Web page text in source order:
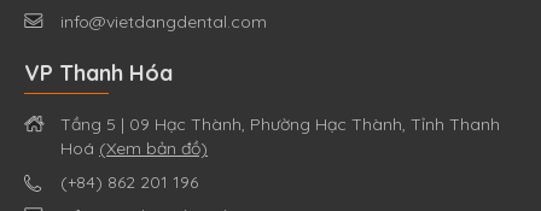
info@vietdangdental.com
VP Thanh Hóa
Tầng 5 | 09 Hạc Thành, Phường Hạc Thành, Tỉnh Thanh
Hoá (Xem bản đồ)
(+84) 862 201 196